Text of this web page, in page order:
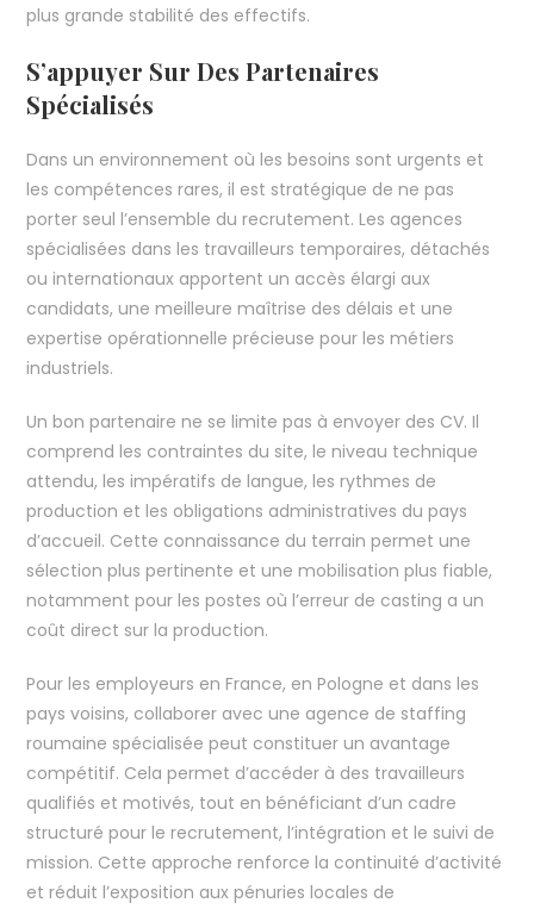
plus grande stabilité des effectifs.
S’appuyer Sur Des Partenaires
Spécialisés
Dans un environnement où les besoins sont urgents et
les compétences rares, il est stratégique de ne pas
porter seul l’ensemble du recrutement. Les agences
spécialisées dans les travailleurs temporaires, détachés
ou internationaux apportent un accès élargi aux
candidats, une meilleure maîtrise des délais et une
expertise opérationnelle précieuse pour les métiers
industriels.
Un bon partenaire ne se limite pas à envoyer des CV. Il
comprend les contraintes du site, le niveau technique
attendu, les impératifs de langue, les rythmes de
production et les obligations administratives du pays
d’accueil. Cette connaissance du terrain permet une
sélection plus pertinente et une mobilisation plus fiable,
notamment pour les postes où l’erreur de casting a un
coût direct sur la production.
Pour les employeurs en France, en Pologne et dans les
pays voisins, collaborer avec une agence de staffing
roumaine spécialisée peut constituer un avantage
compétitif. Cela permet d’accéder à des travailleurs
qualifiés et motivés, tout en bénéficiant d’un cadre
structuré pour le recrutement, l’intégration et le suivi de
mission. Cette approche renforce la continuité d’activité
et réduit l’exposition aux pénuries locales de